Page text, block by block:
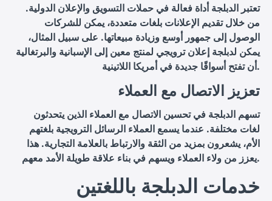
تعتبر الدبلجة أداة فعالة في حملات التسويق والإعلان الدولية.
من خلال تقديم الإعلانات بلغات متعددة، يمكن للشركات
الوصول إلى جمهور أوسع وزيادة مبيعاتها. على سبيل المثال،
يمكن لدبلجة إعلان ترويجي لمنتج معين إلى الإسبانية والبرتغالية
أن تفتح أسواقًا جديدة في أمريكا اللاتينية.
تعزيز الاتصال مع العملاء
تسهم الدبلجة في تحسين الاتصال مع العملاء الذين يتحدثون
لغات مختلفة. عندما يسمع العملاء الرسائل الترويجية بلغتهم
الأم، يشعرون بمزيد من الثقة والارتباط بالعلامة التجارية. هذا
يعزز من ولاء العملاء ويسهم في بناء علاقة طويلة الأمد معهم.
خدمات الدبلجة باللغتين